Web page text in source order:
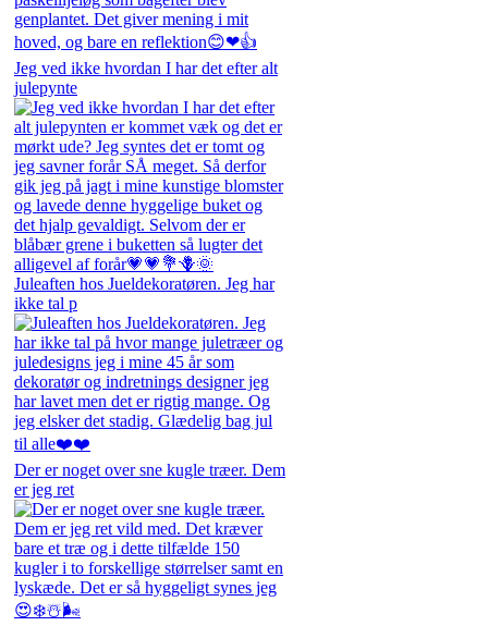
Jeg ved ikke hvordan I har det efter alt
julepynte
Juleaften hos Jueldekoratøren. Jeg har
ikke tal p
Der er noget over sne kugle træer. Dem
er jeg ret